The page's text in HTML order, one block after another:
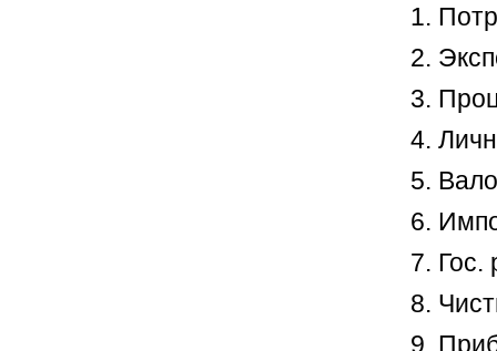
1.
2.
3.
4.
5.
6.
7. Гос.
8.
9.